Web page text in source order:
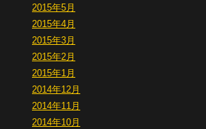
2015年5月
2015年4月
2015年3月
2015年2月
2015年1月
2014年12月
2014年11月
2014年10月